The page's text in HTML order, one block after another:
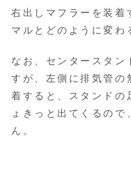
右出しマフラーを装着
マルとどのように変わ
なお、センタースタン
すが、左側に排気管の
着すると、スタンドの
ょきっと出てくるの
ん。